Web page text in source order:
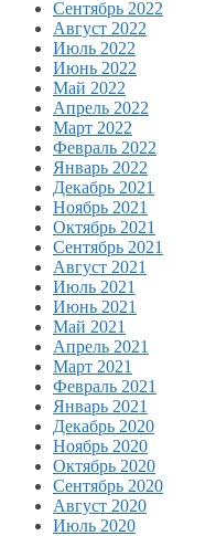
Сентябрь 2022
Август 2022
Июль 2022
Июнь 2022
Май 2022
Апрель 2022
Март 2022
Февраль 2022
Январь 2022
Декабрь 2021
Ноябрь 2021
Октябрь 2021
Сентябрь 2021
Август 2021
Июль 2021
Июнь 2021
Май 2021
Апрель 2021
Март 2021
Февраль 2021
Январь 2021
Декабрь 2020
Ноябрь 2020
Октябрь 2020
Сентябрь 2020
Август 2020
Июль 2020